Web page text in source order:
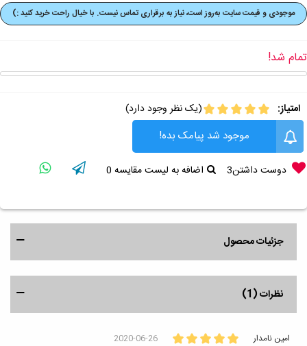
موجودی و قیمت‌ سایت به‌روز است، نیاز به برقراری تماس نیست. با خیال راحت خرید کنید :)
تمام شد!
امتیاز: (یک نظر وجود دارد)
موجود شد پیامک بده!
دوست داشتن3 اضافه به لیست مقایسه 0
جزئیات محصول
نظرات (1)
امین نامدار 2020-06-26